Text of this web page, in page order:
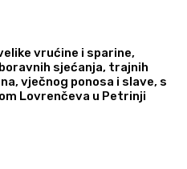
vrućine i sparine,
sjećanja, trajnih
vječnog ponosa i slave, s
Lovrenčeva u Petrinji